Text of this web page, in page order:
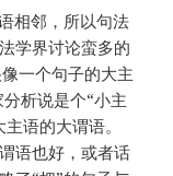
相邻，所以句法
学界讨论蛮多的
一个句子的大主
析说是个“小主
语的大谓语。
语也好，或者话